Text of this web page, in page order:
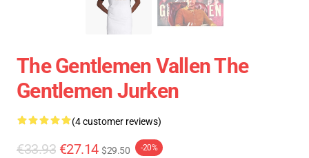
The Gentlemen Vallen The
Gentlemen Jurken
(4 customer reviews)
€33.93 €27.14 $29.50 -20%